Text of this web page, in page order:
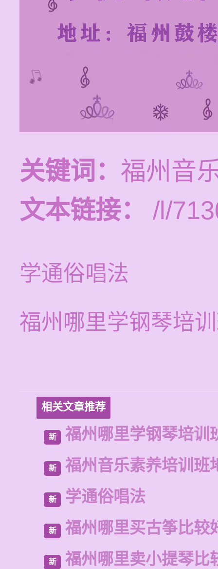
关键词： 福州音
文本链接：
/l/
学通俗唱法
福州哪里学钢琴培
相关文章推荐
新 福州哪里学钢琴培训
新 福州音乐素养培训班
新 学通俗唱法
新 福州哪里买古筝比较
新 福州哪里卖小提琴比